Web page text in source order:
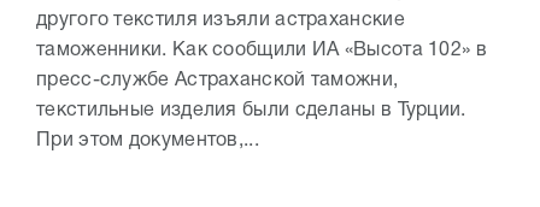
другого текстиля изъяли астраханские
таможенники. Как сообщили ИА «Высота 102» в
пресс-службе Астраханской таможни,
текстильные изделия были сделаны в Турции.
При этом документов,...